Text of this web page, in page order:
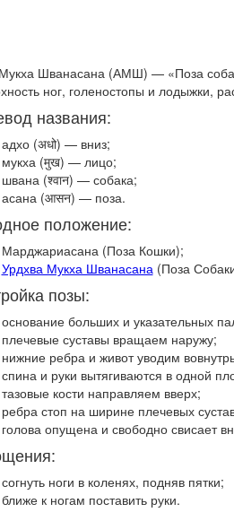
Шванасана (АМШ) — «Поза
ног, голеностопы и лодыжки,
названия:
адхо (अधो) — вниз;
мукха (मुख) — лицо;
швана (श्वान) — собака;
асана (आसन) — поза.
положение:
Марджариасана (Поза Кошки);
Урдхва Мукха Шванасана(Поза
позы:
основание больших и указательных
плечевые суставы вращаем наружу;
нижние ребра и живот уводим
спина и руки вытягиваются в одной
тазовые кости направляем вверх;
ребра стоп на ширине плечевых
голова опущена и свободно свисает
согнуть ноги в коленях, подняв пятки;
ближе к ногам поставить руки.